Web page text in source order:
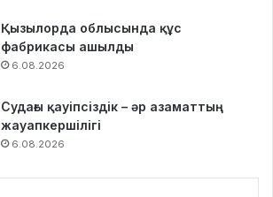
Қызылорда облысында құс
фабрикасы ашылды
6.08.2026
Судағы қауіпсіздік – әр азаматтың
жауапкершілігі
6.08.2026